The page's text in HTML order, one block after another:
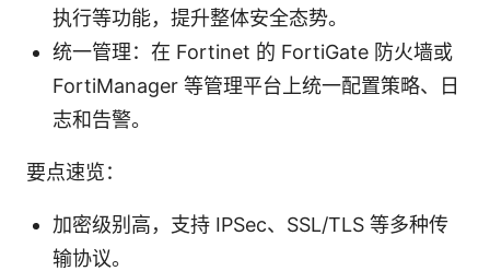
执行等功能，提升整体安全态势。
统一管理：在 Fortinet 的 FortiGate 防火墙或
FortiManager 等管理平台上统一配置策略、日
志和告警。
要点速览：
加密级别高，支持 IPSec、SSL/TLS 等多种传
输协议。